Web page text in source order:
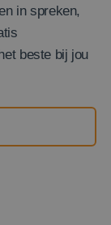
in spreken,
beste bij jou